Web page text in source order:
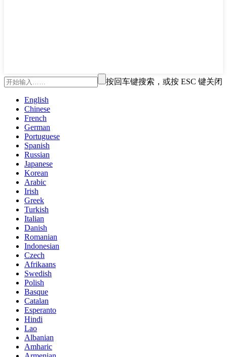
按回车键搜索，或按 ESC 键关闭
English
Chinese
French
German
Portuguese
Spanish
Russian
Japanese
Korean
Arabic
Irish
Greek
Turkish
Italian
Danish
Romanian
Indonesian
Czech
Afrikaans
Swedish
Polish
Basque
Catalan
Esperanto
Hindi
Lao
Albanian
Amharic